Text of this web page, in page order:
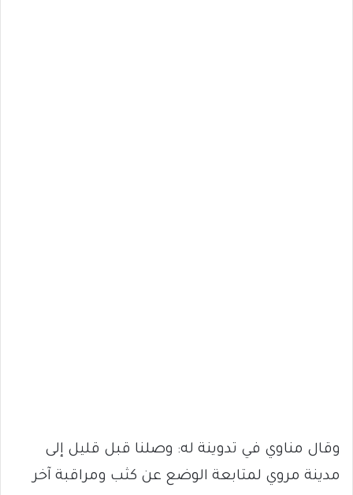
وقال مناوي في تدوينة له: وصلنا قبل قليل إلى
مدينة مروي لمتابعة الوضع عن كثب ومراقبة آخر